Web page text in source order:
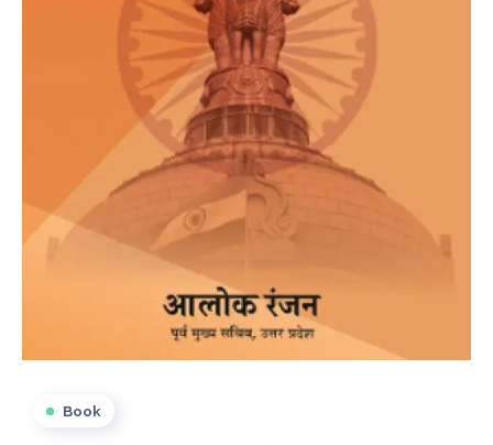
Book